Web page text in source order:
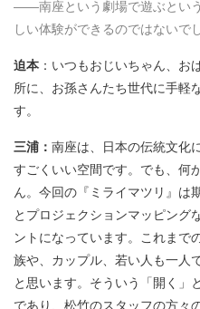
――南座という劇場で遊ぶとい
しい体験ができるのではないで
迫本 ：いつもおじいちゃん、
所に、お孫さんたち世代に手軽
す。
三浦： 南座は、日本の伝統文化
すごくいい空間です。でも、何
ん。今回の『ミライマツリ』は
とプロジェクションマッピング
ントになっています。これまで
族や、カップル、若い人も一人
と思います。そういう「開く」
であり、松竹のスタッフの方々